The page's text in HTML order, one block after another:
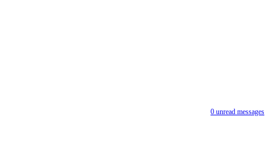
0 unread messages